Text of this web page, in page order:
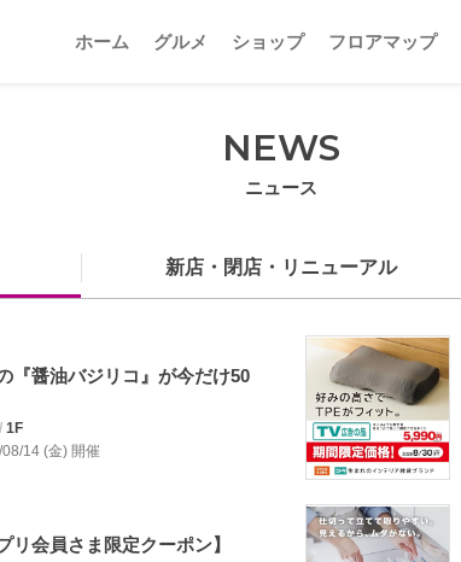
ホーム グルメ ショップ フロアマップ
NEWS
ニュース
新店・閉店・リニューアル
『醤油バジリコ』が今だけ50
/ 1F
14 (金) 開催
リ会員さま限定クーポン】